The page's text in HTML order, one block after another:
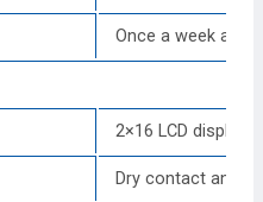
Once a week as
2×16 LCD display
Dry contact and